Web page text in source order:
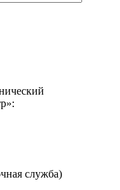
служба)